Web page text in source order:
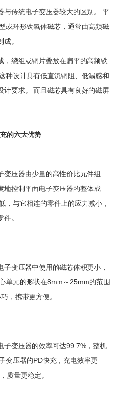
与传统电子变压器较大的区别。 平
或环形铁氧体磁芯，通常由高频磁
。
，绕组或铜片叠放在扁平的高频铁
种设计具有低直流铜阻、低漏感和
计要求。 而且磁芯具有良好的磁屏
的六大优势
变压器由少量的高性价比元件组
地控制平面电子变压器的整体成
，与它相连的零件上的应力减小，
。
变压器中使用的磁芯体积更小，
单元的形状在8mm～25mm的范围
，携带更方便。
子变压器的效率可达99.7%，整机
变压器的PD快充，充电效率更
质量更稳定。